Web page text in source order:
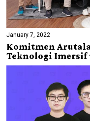
January 7, 2022
Komitmen
Teknologi Imersif